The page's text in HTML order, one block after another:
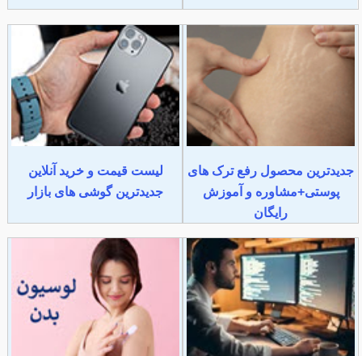
جدیدترین محصول رفع ترک های
پوستی+مشاوره و آموزش
رایگان
لیست قیمت و خرید آنلاین
جدیدترین گوشی های بازار